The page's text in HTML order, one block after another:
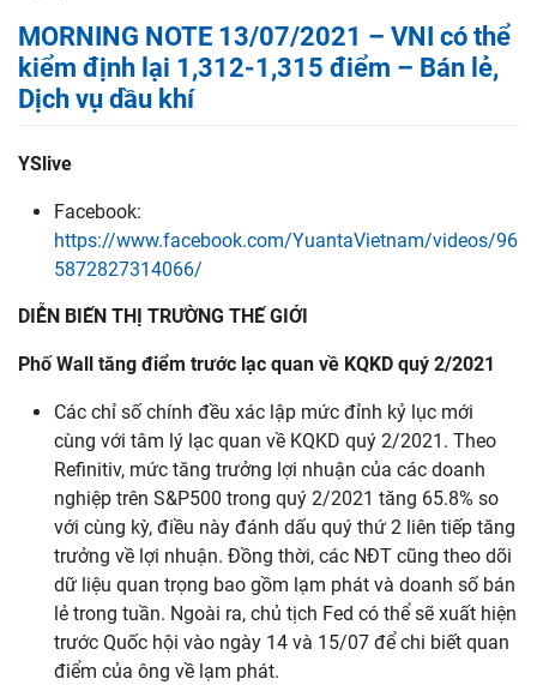
MORNING NOTE 13/07/2021 – VNI có thể
kiểm định lại 1,312-1,315 điểm – Bán lẻ,
Dịch vụ dầu khí
YSlive
Facebook:
https://www.facebook.com/YuantaVietnam/videos/96
5872827314066/
DIỄN BIẾN THỊ TRƯỜNG THẾ GIỚI
Phố Wall tăng điểm trước lạc quan về KQKD quý 2/2021
Các chỉ số chính đều xác lập mức đỉnh kỷ lục mới
cùng với tâm lý lạc quan về KQKD quý 2/2021. Theo
Refinitiv, mức tăng trưởng lợi nhuận của các doanh
nghiệp trên S&P500 trong quý 2/2021 tăng 65.8% so
với cùng kỳ, điều này đánh dấu quý thứ 2 liên tiếp tăng
trưởng về lợi nhuận. Đồng thời, các NĐT cũng theo dõi
dữ liệu quan trọng bao gồm lạm phát và doanh số bán
lẻ trong tuần. Ngoài ra, chủ tịch Fed có thể sẽ xuất hiện
trước Quốc hội vào ngày 14 và 15/07 để chi biết quan
điểm của ông về lạm phát.